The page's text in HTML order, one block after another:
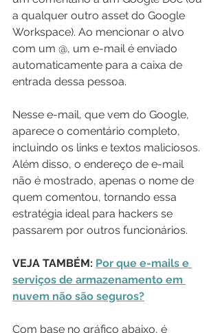
a qualquer outro asset do Google
Workspace). Ao mencionar o alvo
com um @, um e-mail é enviado
automaticamente para a caixa de
entrada dessa pessoa.
Nesse e-mail, que vem do Google,
aparece o comentário completo,
incluindo os links e textos maliciosos.
Além disso, o endereço de e-mail
não é mostrado, apenas o nome de
quem comentou, tornando essa
estratégia ideal para hackers se
passarem por outros funcionários.
VEJA TAMBÉM: Por que e-mails e
serviços de armazenamento em
nuvem não são seguros?
Com base no gráfico abaixo, é